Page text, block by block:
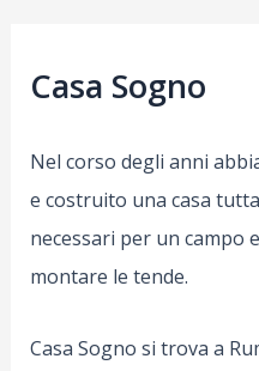
Casa Sogno
Nel corso degli anni
e costruito una casa
necessari per un campo
montare le tende.
Casa Sogno si trova a